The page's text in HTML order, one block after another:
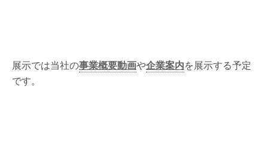
展示では当社の事業概要動画や企業案内を展示する予定
です。